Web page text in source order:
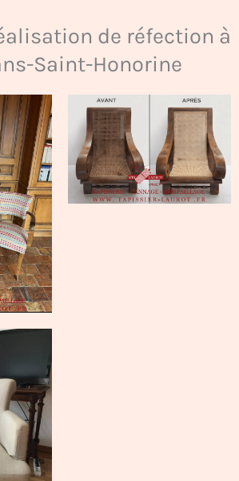
de réfection à
Saint-Honorine